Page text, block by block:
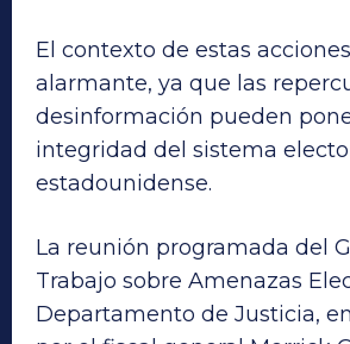
El contexto de estas
alarmante, ya que las
desinformación pueden
integridad del sistema
estadounidense.
La reunión programada del
Trabajo sobre Amenazas
Departamento de Justicia,